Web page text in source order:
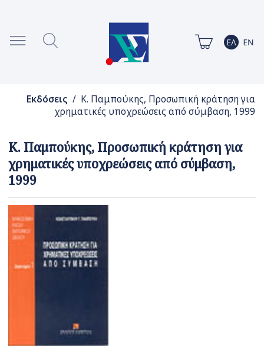
Εκδόσεις / Κ. Παμπούκης, Προσωπική κράτηση για
χρηματικές υποχρεώσεις από σύμβαση, 1999
Κ. Παμπούκης, Προσωπική κράτηση για
χρηματικές υποχρεώσεις από σύμβαση,
1999